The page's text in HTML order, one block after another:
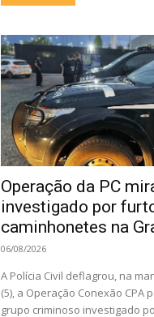
Operação da PC
investigado por
caminhonetes na
06/08/2026
A Polícia Civil deflagrou, na
(5), a Operação Conexão CPA
grupo criminoso investigado